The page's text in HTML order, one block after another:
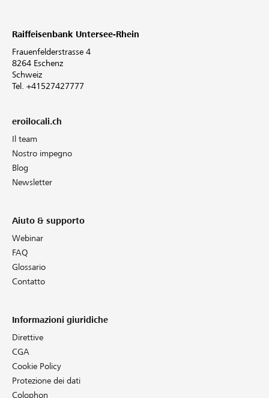
Raiffeisenbank Untersee-Rhein
Frauenfelderstrasse 4
8264 Eschenz
Schweiz
Tel. +41527427777
eroilocali.ch
Il team
Nostro impegno
Blog
Newsletter
Aiuto & supporto
Webinar
FAQ
Glossario
Contatto
Informazioni giuridiche
Direttive
CGA
Cookie Policy
Protezione dei dati
Colophon